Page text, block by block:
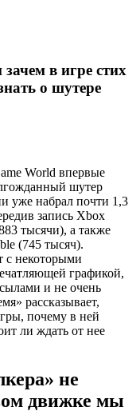
в игре стих
о шутере
World впервые
шутер
уже набрал почти 1,3
запись Xbox
тысячи), а также
(745 тысяч).
некоторыми
графикой,
и не очень
рассказывает,
почему в ней
ли ждать от нее
не
движке мы